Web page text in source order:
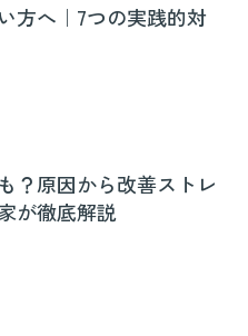
方へ｜7つの実践的対
？原因から改善ストレ
が徹底解説